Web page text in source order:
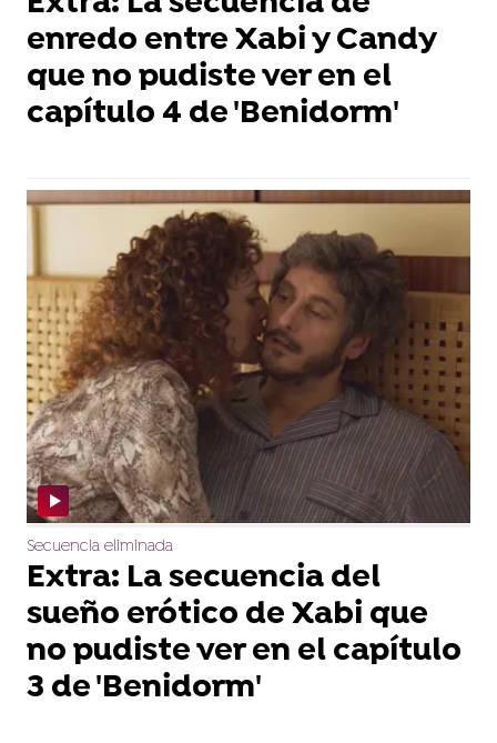
enredo entre Xabi y Candy
que no pudiste ver en el
capítulo 4 de 'Benidorm'
Secuencia eliminada
Extra: La secuencia del
sueño erótico de Xabi que
no pudiste ver en el capítulo
3 de 'Benidorm'